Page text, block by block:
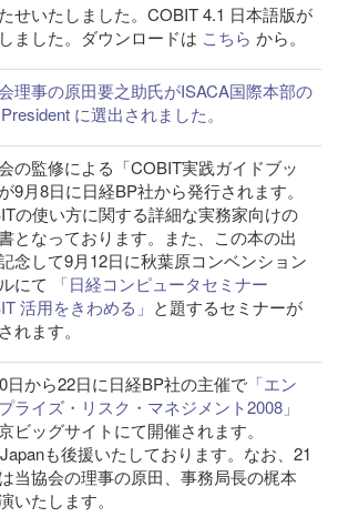
せいたしました。COBIT 4.1 日本語版が
ました。ダウンロードは こちら から。
理事の原田要之助氏がISACA国際本部の
に選出されました。
の監修による「COBIT実践ガイドブッ
9月8日に日経BP社から発行されます。
の使い方に関する詳細な実務家向けの
となっております。また、この本の出
念して9月12日に秋葉原コンベンション
にて
「日経コンピュータセミナー
活用をきわめる」 と題するセミナーが
れます。
日から22日に日経BP社の主催で 「エン
ライズ・リスク・マネジメント2008」
ビッグサイトにて開催されます。
も後援いたしております。なお、21
当協会の理事の原田、事務局長の梶本
いたします。